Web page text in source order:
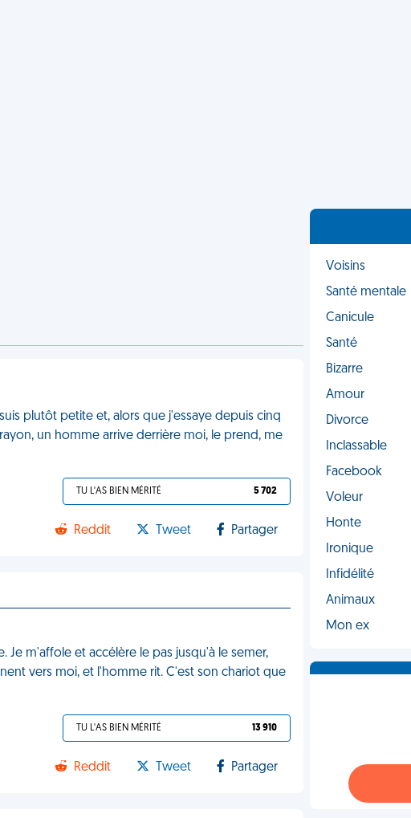
plutôt petite et, alors que j'essaye depuis cinq
un homme arrive derrière moi, le prend, me
TU L'AS BIEN MÉRITÉ 5 702
Reddit Tweet Partager
m'affole et accélère le pas jusqu'à le semer,
vers moi, et l'homme rit. C'est son chariot que
TU L'AS BIEN MÉRITÉ 13 910
Reddit Tweet Partager
Voisins
Santé mentale
Canicule
Santé
Bizarre
Amour
Divorce
Inclassable
Facebook
Voleur
Honte
Ironique
Infidélité
Animaux
Mon ex